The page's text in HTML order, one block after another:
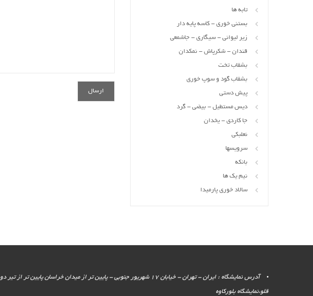
تابه ها
بستنی خوری - کاسه پایه دار
زیر لیوانی - سیگاری - جاشمعی
قندان - شکرپاش - نمکدان
بشقاب تخت
بشقاب گود و سوپ خوری
پیش دستی
دیس مستطیل - بیضی - گرد
جا کاردی - یخدان
نعلبکی
سرویسها
بانکه
نیم یک ها
سالاد خوری پارمیدا
آدرس نمایشگاه : ایران - تهران - خیابان 17 شهریور جنوبی - پایین تر از میدان خراسان پایین تر از تیر دو
قلو،نمایشگاه بلورکاوه